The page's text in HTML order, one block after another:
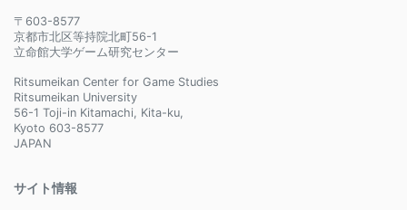
〒603-8577
京都市北区等持院北町56-1
立命館大学ゲーム研究センター
Ritsumeikan Center for Game Studies
Ritsumeikan University
56-1 Toji-in Kitamachi, Kita-ku,
Kyoto 603-8577
JAPAN
サイト情報